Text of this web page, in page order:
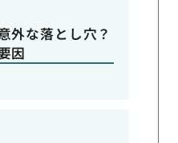
外な落とし穴？
因